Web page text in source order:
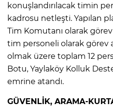
konuşlandırılacak timin
kadrosu netleşti. Yapılan
Tim Komutanı olarak
tim personeli olarak görev
olmak üzere toplam 12
Botu, Yaylaköy Kolluk
emrine atandı.
GÜVENLİK, ARAMA-